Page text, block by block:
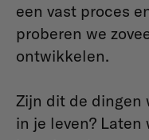
een vast proces
proberen we
ontwikkelen.
Zijn dit de dingen
in je leven? Laten